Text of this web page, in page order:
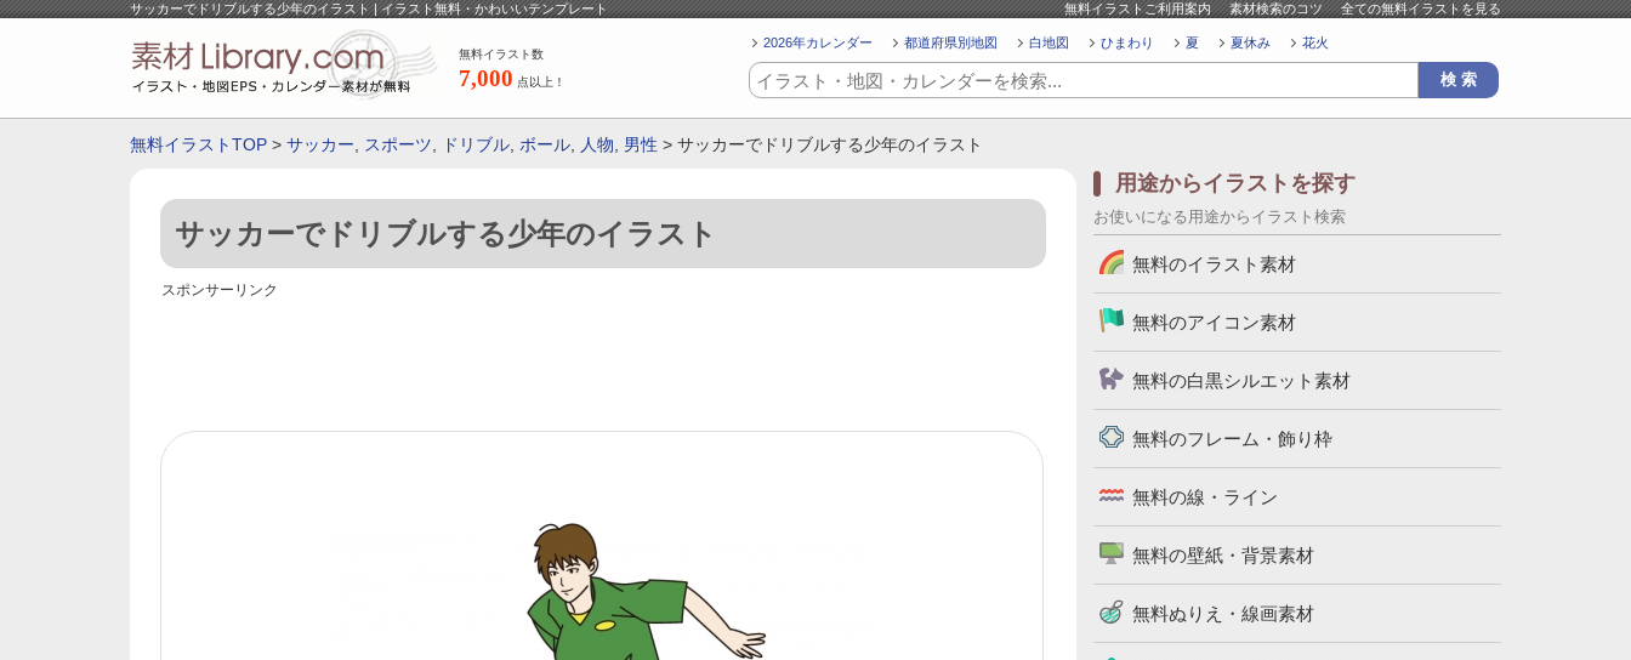
サッカーでドリブルする少年のイラスト | イラスト無料・かわいいテンプレート 無料イラストご利用案内 素材検索のコツ 全ての無料イラストを見る
無料イラスト数
7,000 点以上！
2026年カレンダー 都道府県別地図 白地図 ひまわり 夏 夏休み 花火
無料イラストTOP > サッカー スポーツ ドリブル ボール 人物 男性 > サッカーでドリブルする少年のイラスト
サッカーでドリブルする少年のイラスト
スポンサーリンク
用途からイラストを探す
お使いになる用途からイラスト検索
無料のイラスト素材
無料のアイコン素材
無料の白黒シルエット素材
無料のフレーム・飾り枠
無料の線・ライン
無料の壁紙・背景素材
無料ぬりえ・線画素材